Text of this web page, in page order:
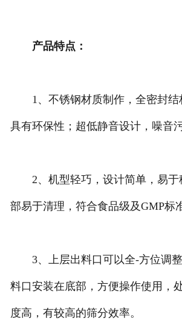
产品特点：
1、不锈钢材质制作，全密封结
具有环保性；超低静音设计，噪音污
2、机型轻巧，设计简单，易于
部易于清理，符合食品级及GMP标
3、上层出料口可以全-方位调整
料口安装在底部，方便操作使用，
度高，有较高的筛分效率。